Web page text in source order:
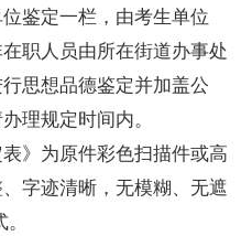
鉴定一栏，由考生单位
职人员由所在街道办事处
思想品德鉴定并加盖公
理规定时间内。
》为原件彩色扫描件或高
字迹清晰，无模糊、无遮